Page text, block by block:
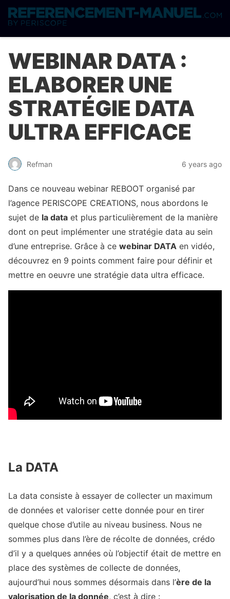
WEBINAR DATA :
ELABORER UNE
STRATÉGIE DATA
ULTRA EFFICACE
Refman 6 years ago
Dans ce nouveau webinar REBOOT organisé par
l’agence PERISCOPE CREATIONS, nous abordons le
sujet de la data et plus particulièrement de la manière
dont on peut implémenter une stratégie data au sein
d’une entreprise. Grâce à ce webinar DATA en vidéo,
découvrez en 9 points comment faire pour définir et
mettre en oeuvre une stratégie data ultra efficace.
La DATA
La data consiste à essayer de collecter un maximum
de données et valoriser cette donnée pour en tirer
quelque chose d’utile au niveau business. Nous ne
sommes plus dans l’ère de récolte de données, crédo
d’il y a quelques années où l’objectif était de mettre en
place des systèmes de collecte de données,
aujourd’hui nous sommes désormais dans l’ère de la
valorisation de la donnée, c’est à dire :